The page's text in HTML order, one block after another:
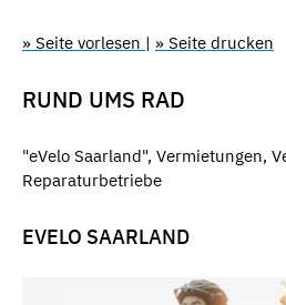
» Seite vorlesen | » Seite drucken
RUND UMS RAD
"eVelo Saarland", Vermietungen,
Reparaturbetriebe
EVELO SAARLAND